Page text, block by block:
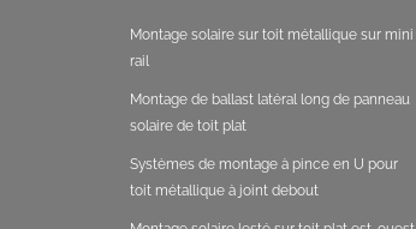
Montage solaire sur toit métallique sur mini
rail
Montage de ballast latéral long de panneau
solaire de toit plat
Systèmes de montage à pince en U pour
toit métallique à joint debout